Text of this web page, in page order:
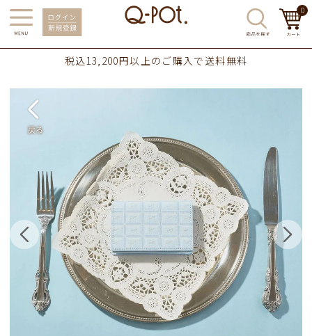
0
税込13,200円以上のご購入で送料無料